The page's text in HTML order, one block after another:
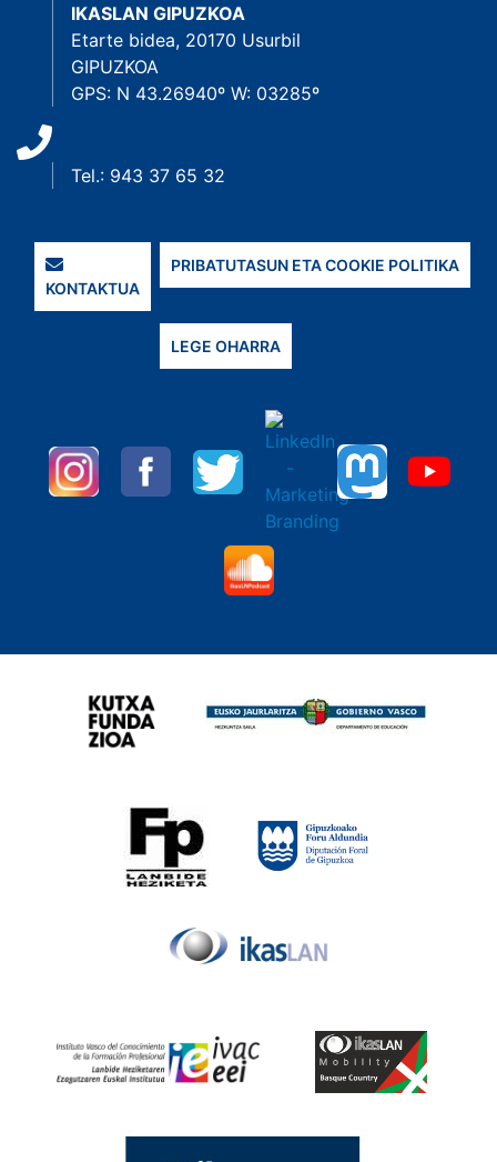
IKASLAN GIPUZKOA
Etarte bidea, 20170 Usurbil
GIPUZKOA
GPS: N 43.26940º W: 03285º
Tel.: 943 37 65 32
KONTAKTUA
PRIBATUTASUN ETA COOKIE POLITIKA
LEGE OHARRA